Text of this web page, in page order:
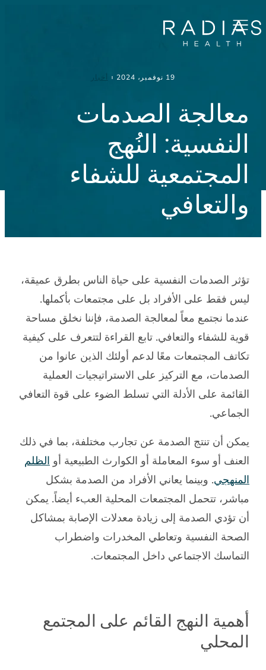
Menu
19 نوفمبر، 2024 أخبار
معالجة الصدمات
النفسية: النُهج
المجتمعية للشفاء
والتعافي
تؤثر الصدمات النفسية على حياة الناس بطرق عميقة،
ليس فقط على الأفراد بل على مجتمعات بأكملها.
عندما نجتمع معاً لمعالجة الصدمة، فإننا نخلق مساحة
قوية للشفاء والتعافي. تابع القراءة لتتعرف على كيفية
تكاتف المجتمعات معًا لدعم أولئك الذين عانوا من
الصدمات، مع التركيز على الاستراتيجيات العملية
القائمة على الأدلة التي تسلط الضوء على قوة التعافي
الجماعي.
يمكن أن تنتج الصدمة عن تجارب مختلفة، بما في ذلك
العنف أو سوء المعاملة أو الكوارث الطبيعية أو الظلم
المنهجي. وبينما يعاني الأفراد من الصدمة بشكل
مباشر، تتحمل المجتمعات المحلية العبء أيضاً. يمكن
أن تؤدي الصدمة إلى زيادة معدلات الإصابة بمشاكل
الصحة النفسية وتعاطي المخدرات واضطراب
التماسك الاجتماعي داخل المجتمعات.
أهمية النهج القائم على المجتمع
المحلي